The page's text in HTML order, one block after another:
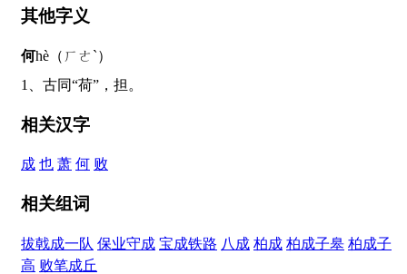
其他字义
何hè（ㄏㄜˋ）
1、古同“荷”，担。
相关汉字
成 也 萧 何 败
相关组词
拔戟成一队 保业守成 宝成铁路 八成 柏成 柏成子皋 柏成子
高 败笔成丘